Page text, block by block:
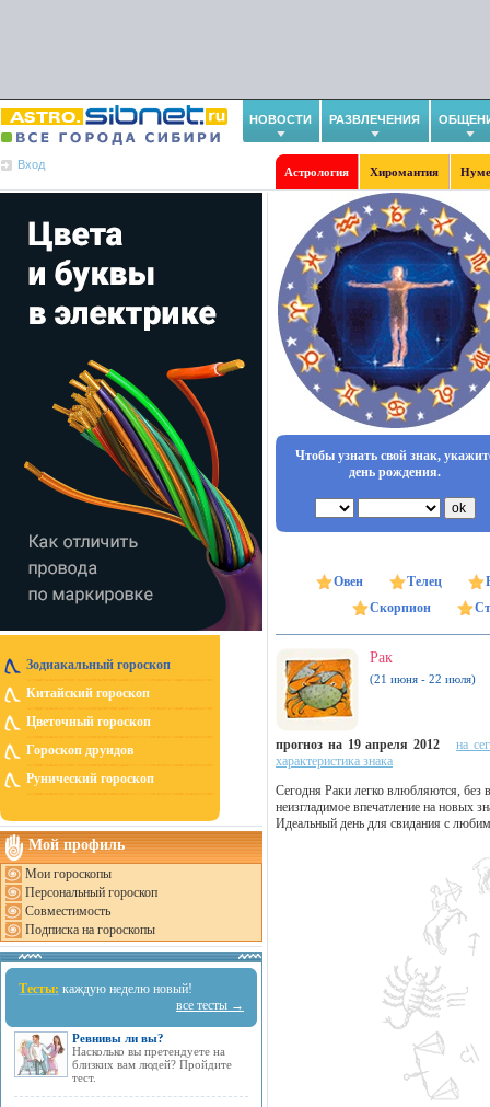
НОВОСТИ РАЗВЛЕЧЕНИЯ
Вход
Астрология Хиромантия
Зодиакальный гороскоп
Китайский гороскоп
Цветочный гороскоп
Гороскоп друидов
Рунический гороскоп
Мой профиль
Мои гороскопы
Персональный гороскоп
Совместимость
Подписка на гороскопы
Тесты: каждую неделю новый!
все тесты →
Ревнивы ли вы?
Насколько вы претендуете на
близких вам людей? Пройдите
тест.
Чтобы узнать свой знак,
день рождения.
Овен Телец
Скорпион
Рак
(21 июня - 22 июля)
прогноз на 19 апреля 2012
на
характеристика знака
Сегодня Раки легко влюбляются, без
неизгладимое впечатление на новых
Идеальный день для свидания с